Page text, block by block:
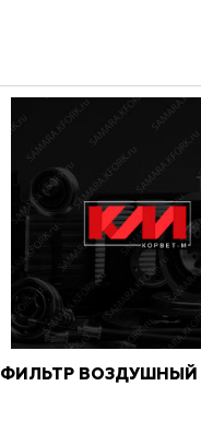
ФИЛЬТР ВОЗДУШНЫЙ